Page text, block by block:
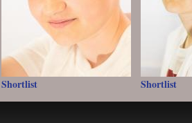
Shortlist Shortlist